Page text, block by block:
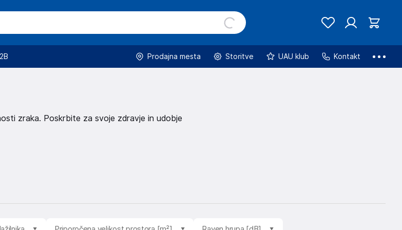
Prodajna mesta Storitve UAU klub Kontakt
zraka. Poskrbite za svoje zdravje in udobje